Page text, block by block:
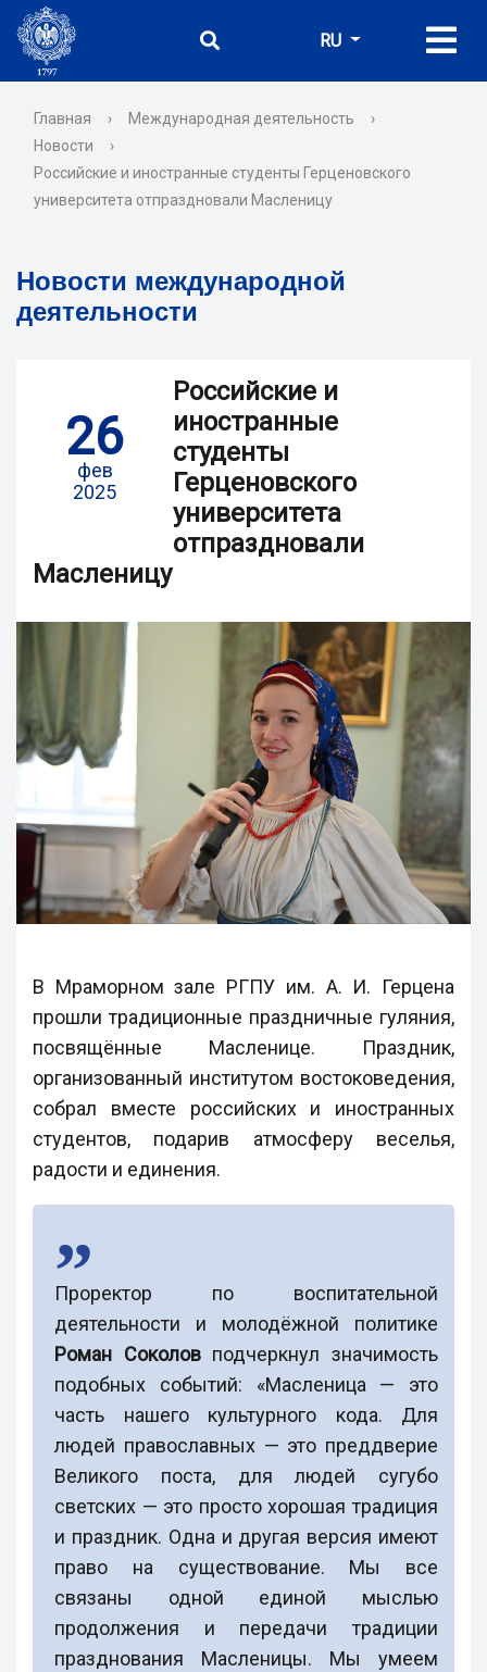
RU
Главная › Международная деятельность
›
Новости
›
Российские и иностранные студенты Герценовского
университета отпраздновали Масленицу
Новости международной
деятельности
26
фев
2025
Российские и
иностранные
студенты
Герценовского
университета
отпраздновали
Масленицу
В Мраморном зале РГПУ им. А. И. Герцена
прошли традиционные праздничные гуляния,
посвящённые Масленице. Праздник,
организованный институтом востоковедения,
собрал вместе российских и иностранных
студентов, подарив атмосферу веселья,
радости и единения.
Проректор по воспитательной
деятельности и молодёжной политике
Роман Соколовподчеркнул значимость
подобных событий: «Масленица — это
часть нашего культурного кода. Для
людей православных — это преддверие
Великого поста, для людей сугубо
светских — это просто хорошая традиция
и праздник. Одна и другая версия имеют
право на существование. Мы все
связаны одной единой мыслью
продолжения и передачи традиции
празднования Масленицы. Мы умеем